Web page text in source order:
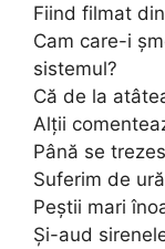
Fiind filmat
Cam care-i
sistemul?
Că de la
Alții
Până se
Suferim de
Peștii mari
Și-aud